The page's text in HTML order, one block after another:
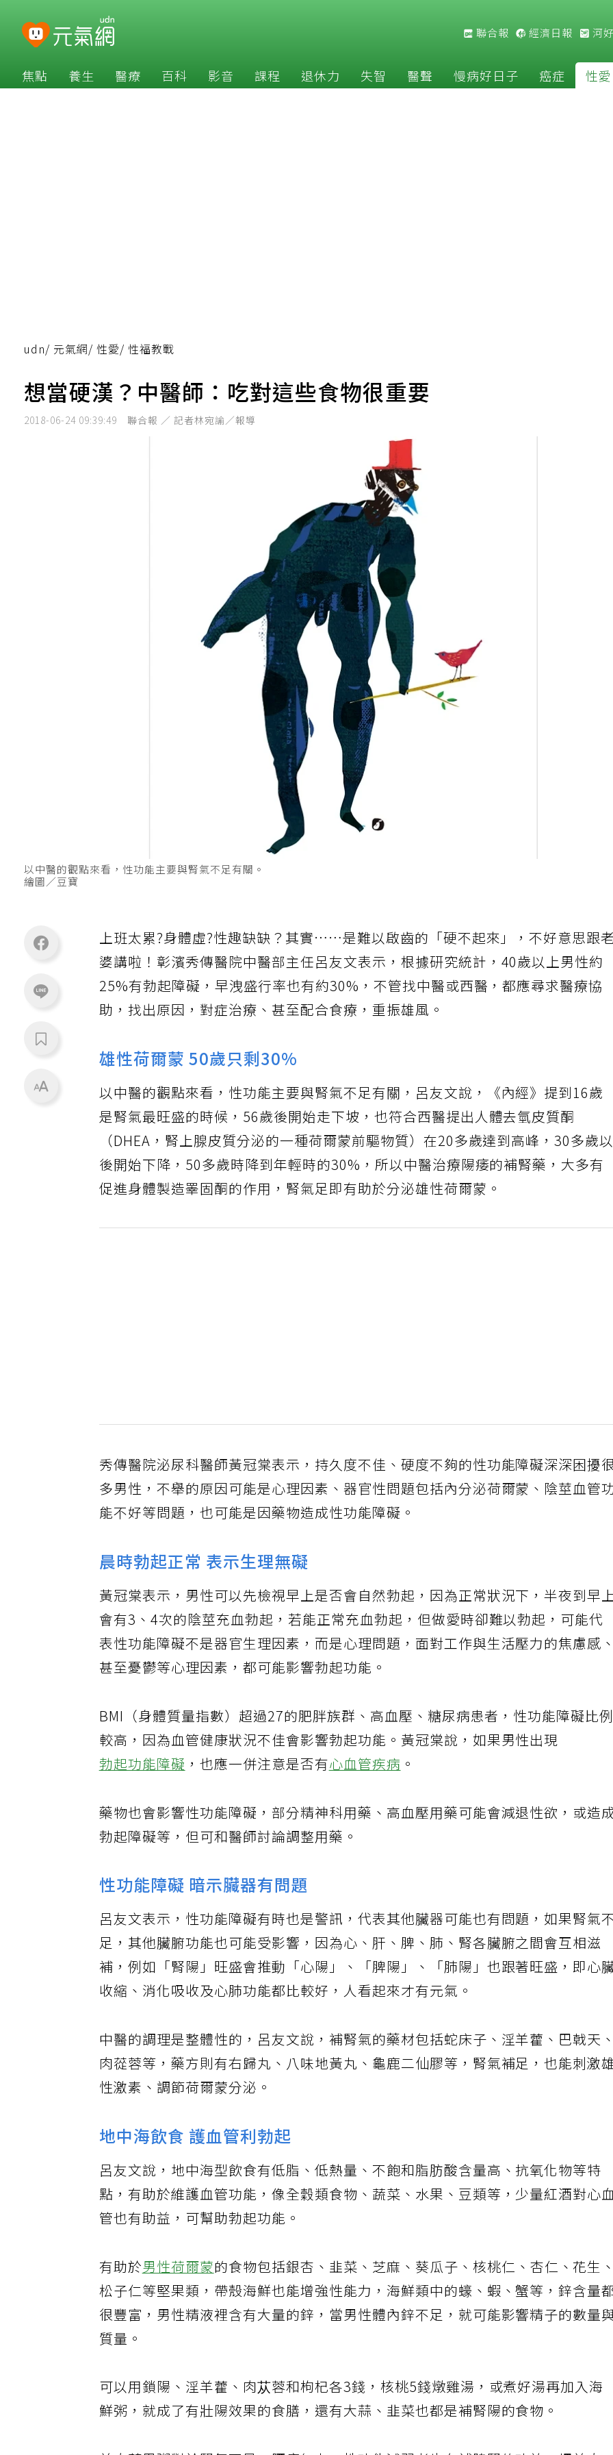
聯合報 經濟日報 河
焦點 養生 醫療 百科 影音 課程 退休力 失智 醫聲 慢病好日子 癌症 性愛
udn/ 元氣網/ 性愛/ 性福教戰
想當硬漢？中醫師：吃對這些食物很重要
2018-06-24 09:39:49 聯合報 ／ 記者林宛諭／報導
以中醫的觀點來看，性功能主要與腎氣不足有關。
繪圖／豆寶
上班太累?身體虛?性趣缺缺？其實……是難以啟齒的「硬不起來」，不好意思跟
婆講啦！彰濱秀傳醫院中醫部主任呂友文表示，根據研究統計，40歲以上男性約
25%有勃起障礙，早洩盛行率也有約30%，不管找中醫或西醫，都應尋求醫療協
助，找出原因，對症治療、甚至配合食療，重振雄風。
雄性荷爾蒙 50歲只剩30%
以中醫的觀點來看，性功能主要與腎氣不足有關，呂友文說，《內經》提到16歲
是腎氣最旺盛的時候，56歲後開始走下坡，也符合西醫提出人體去氫皮質酮
（DHEA，腎上腺皮質分泌的一種荷爾蒙前驅物質）在20多歲達到高峰，30多歲
後開始下降，50多歲時降到年輕時的30%，所以中醫治療陽痿的補腎藥，大多有
促進身體製造睪固酮的作用，腎氣足即有助於分泌雄性荷爾蒙。
秀傳醫院泌尿科醫師黃冠棠表示，持久度不佳、硬度不夠的性功能障礙深深困擾
多男性，不舉的原因可能是心理因素、器官性問題包括內分泌荷爾蒙、陰莖血管
能不好等問題，也可能是因藥物造成性功能障礙。
晨時勃起正常 表示生理無礙
黃冠棠表示，男性可以先檢視早上是否會自然勃起，因為正常狀況下，半夜到早
會有3、4次的陰莖充血勃起，若能正常充血勃起，但做愛時卻難以勃起，可能代
表性功能障礙不是器官生理因素，而是心理問題，面對工作與生活壓力的焦慮感
甚至憂鬱等心理因素，都可能影響勃起功能。
BMI（身體質量指數）超過27的肥胖族群、高血壓、糖尿病患者，性功能障礙比
較高，因為血管健康狀況不佳會影響勃起功能。黃冠棠說，如果男性出現
勃起功能障礙 ，也應一併注意是否有心血管疾病 。
藥物也會影響性功能障礙，部分精神科用藥、高血壓用藥可能會減退性欲，或造
勃起障礙等，但可和醫師討論調整用藥。
性功能障礙 暗示臟器有問題
呂友文表示，性功能障礙有時也是警訊，代表其他臟器可能也有問題，如果腎氣
足，其他臟腑功能也可能受影響，因為心、肝、脾、肺、腎各臟腑之間會互相滋
補，例如「腎陽」旺盛會推動「心陽」、「脾陽」、「肺陽」也跟著旺盛，即心
收縮、消化吸收及心肺功能都比較好，人看起來才有元氣。
中醫的調理是整體性的，呂友文說，補腎氣的藥材包括蛇床子、淫羊藿、巴戟天
肉蓯蓉等，藥方則有右歸丸、八味地黃丸、龜鹿二仙膠等，腎氣補足，也能刺激
性激素、調節荷爾蒙分泌。
地中海飲食 護血管利勃起
呂友文說，地中海型飲食有低脂、低熱量、不飽和脂肪酸含量高、抗氧化物等特
點，有助於維護血管功能，像全穀類食物、蔬菜、水果、豆類等，少量紅酒對心
管也有助益，可幫助勃起功能。
有助於男性荷爾蒙的食物包括銀杏、韭菜、芝麻、葵瓜子、核桃仁、杏仁、花生
松子仁等堅果類，帶殼海鮮也能增強性能力，海鮮類中的蠔、蝦、蟹等，鋅含量
很豐富，男性精液裡含有大量的鋅，當男性體內鋅不足，就可能影響精子的數量
質量。
可以用鎖陽、淫羊藿、肉苁蓉和枸杞各3錢，核桃5錢燉雞湯，或煮好湯再加入海
鮮粥，就成了有壯陽效果的食膳，還有大蒜、韭菜也都是補腎陽的食物。